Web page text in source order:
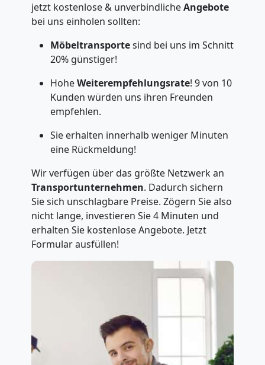
jetzt kostenlose & unverbindlicheAngebote
bei uns einholen sollten:
Möbeltransportesind bei uns im Schnitt
20% günstiger!
HoheWeiterempfehlungsrate! 9 von 10
Kunden würden uns ihren Freunden
empfehlen.
Sie erhalten innerhalb weniger Minuten
eine Rückmeldung!
Wir verfügen über das größte Netzwerk an
Transportunternehmen. Dadurch sichern
Sie sich unschlagbare Preise. Zögern Sie also
nicht lange, investieren Sie 4 Minuten und
erhalten Sie kostenlose Angebote. Jetzt
Formular ausfüllen!